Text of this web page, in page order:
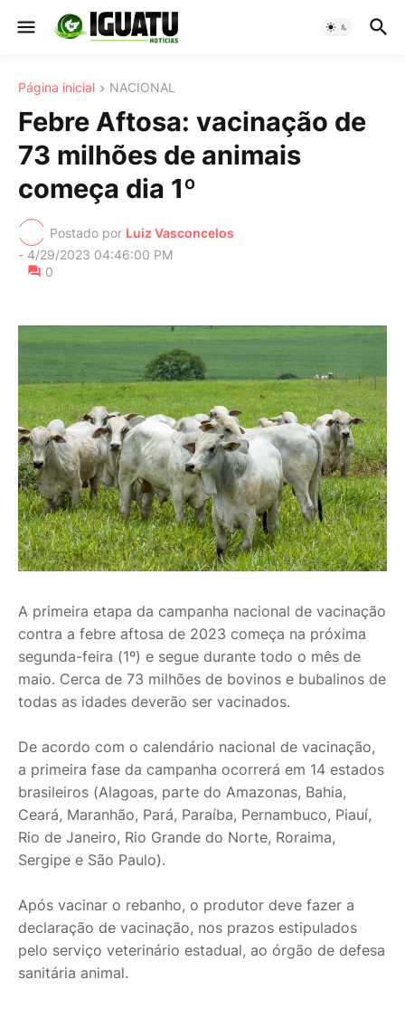
Página inicial NACIONAL
Febre Aftosa: vacinação de
73 milhões de animais
começa dia 1º
Postado por Luiz Vasconcelos
- 4/29/2023 04:46:00 PM
0
A primeira etapa da campanha nacional de vacinação
contra a febre aftosa de 2023 começa na próxima
segunda-feira (1º) e segue durante todo o mês de
maio. Cerca de 73 milhões de bovinos e bubalinos de
todas as idades deverão ser vacinados.
De acordo com o calendário nacional de vacinação,
a primeira fase da campanha ocorrerá em 14 estados
brasileiros (Alagoas, parte do Amazonas, Bahia,
Ceará, Maranhão, Pará, Paraíba, Pernambuco, Piauí,
Rio de Janeiro, Rio Grande do Norte, Roraima,
Sergipe e São Paulo).
Após vacinar o rebanho, o produtor deve fazer a
declaração de vacinação, nos prazos estipulados
pelo serviço veterinário estadual, ao órgão de defesa
sanitária animal.